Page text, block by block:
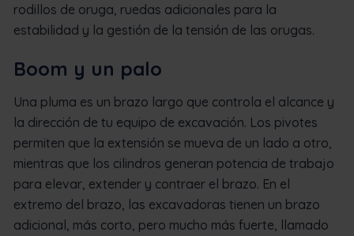
rodillos de oruga, ruedas adicionales para la
estabilidad y la gestión de la tensión de las orugas.
Boom y un palo
Una pluma es un brazo largo que controla el alcance y
la dirección de tu equipo de excavación. Los pivotes
permiten que la extensión se mueva de un lado a otro,
mientras que los cilindros generan potencia de trabajo
para elevar, extender y contraer el brazo. En el
extremo del brazo, las excavadoras tienen un brazo
adicional, más corto, pero mucho más fuerte, llamado